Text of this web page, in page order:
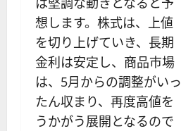
想します。株式は、上値
を切り上げていき、長期
金利は安定し、商品市場
は、5月からの調整がいっ
たん収まり、再度高値を
うかがう展開となるので